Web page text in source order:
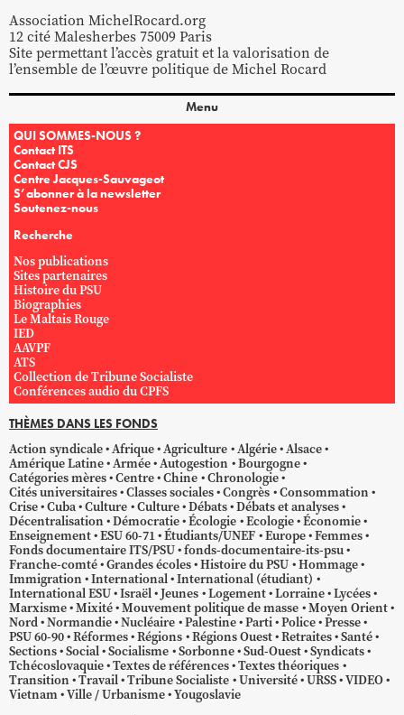
Association MichelRocard.org
12 cité Malesherbes 75009 Paris
Site permettant l’accès gratuit et la valorisation de
l’ensemble de l’œuvre politique de Michel Rocard
Menu
QUI SOMMES-NOUS ?
Contact ITS
Contact CJS
Centre Jacques-Sauvageot
S’abonner à la newsletter
Soutenez-nous
Recherche
Nos publications
Sites partenaires
Histoire du PSU
Biographies
Le Maltais Rouge
IED
AAVPF
ATS
Collection de Tribune Socialiste
Conférences audio du CPFS
THÈMES DANS LES FONDS
Action syndicale Afrique Agriculture Algérie Alsace
Amérique Latine Armée Autogestion
Bourgogne
Catégories mères Centre Chine Chronologie
Cités universitaires Classes sociales Congrès Consommation
Crise Cuba Culture Culture Débats Débats et analyses
Décentralisation Démocratie Écologie Ecologie Économie
Enseignement ESU 60-71 Étudiants/UNEF Europe Femmes
Fonds documentaire ITS/PSU fonds-documentaire-its-psu
Franche-comté Grandes écoles Histoire du PSU Hommage
Immigration International International (étudiant)
International ESU Israël Jeunes Logement Lorraine Lycées
Marxisme Mixité Mouvement politique de masse Moyen Orient
Nord Normandie Nucléaire Palestine Parti Police Presse
PSU 60-90 Réformes Régions Régions Ouest Retraites Santé
Sections Social Socialisme Sorbonne Sud-Ouest Syndicats
Tchécoslovaquie Textes de références Textes théoriques
Transition Travail Tribune Socialiste Université URSS VIDEO
Vietnam Ville / Urbanisme Yougoslavie